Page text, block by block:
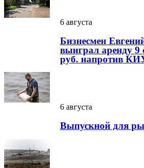
6 августа
Бизнесмен
выиграл аренду 9
руб. напротив
6 августа
Выпускной для